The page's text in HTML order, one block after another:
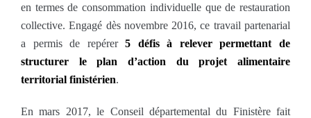
en termes de consommation individuelle que de restauration
collective. Engagé dès novembre 2016, ce travail partenarial
a permis de repérer5 défis à relever permettant de
structurer le plan d’action du projet alimentaire
territorial finistérien.
En mars 2017, le Conseil départemental du Finistère fait